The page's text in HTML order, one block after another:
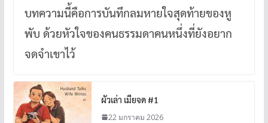
บทความนี้คือการบันทึกลมหายใจสุดท้ายของหู
พับ ด้วยหัวใจของคนธรรมดาคนหนึ่งที่ยังอยาก
จดจำเขาไว้
ผัวเล่า เมียจด #1
22 มกราคม 2026